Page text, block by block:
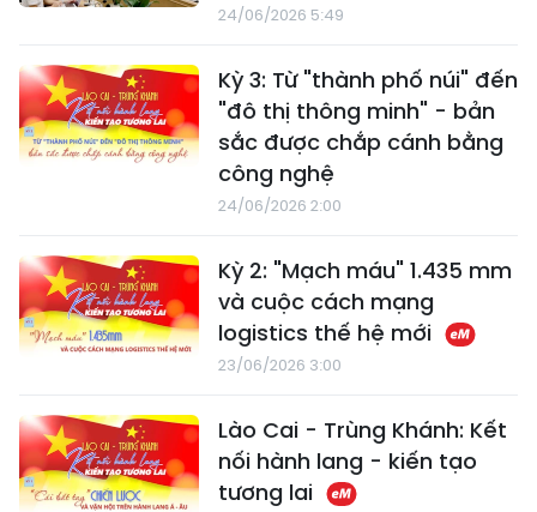
24/06/2026 5:49
Kỳ 3: Từ "thành phố núi" đến
"đô thị thông minh" - bản
sắc được chắp cánh bằng
công nghệ
24/06/2026 2:00
Kỳ 2: "Mạch máu" 1.435 mm
và cuộc cách mạng
logistics thế hệ mới
23/06/2026 3:00
Lào Cai - Trùng Khánh: Kết
nối hành lang - kiến tạo
tương lai